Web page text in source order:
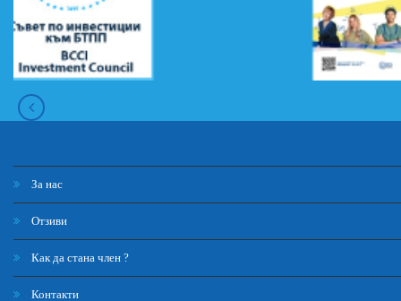
За нас
Отзиви
Как да стана член ?
Контакти